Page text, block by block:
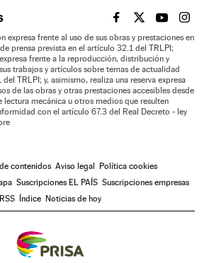
EL PAÍS BRASIL EN
EL PAÍSEL PAÍS
EL
expresa frente al uso de sus obras y prestaciones en
prensa prevista en el artículo 32.1 del TRLPI;
frente a la reproducción, distribución y
trabajos y artículos sobre temas de actualidad
TRLPI; y, asimismo, realiza una reserva expresa
de las obras y otras prestaciones accesibles desde
lectura mecánica u otros medios que resulten
con el artículo 67.3 del Real Decreto - ley
contenidos Aviso legal Política cookies
Suscripciones EL PAÍS Suscripciones empresas
RSS Índice Noticias de hoy